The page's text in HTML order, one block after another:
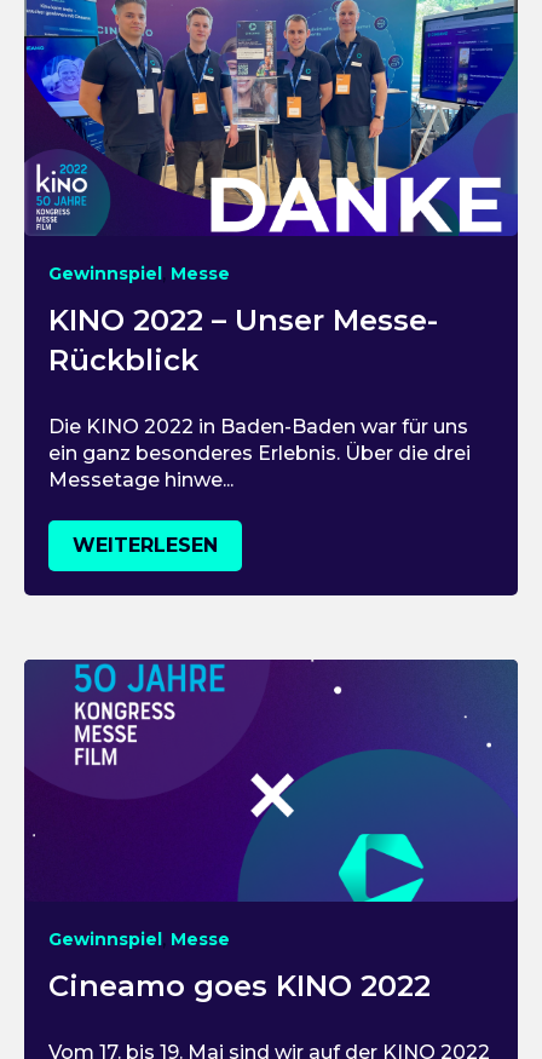
Gewinnspiel, Messe
KINO 2022 – Unser Messe-
Rückblick
Die KINO 2022 in Baden-Baden war für uns
ein ganz besonderes Erlebnis. Über die drei
Messetage hinwe...
WEITERLESEN
Gewinnspiel, Messe
Cineamo goes KINO 2022
Vom 17. bis 19. Mai sind wir auf der KINO 2022